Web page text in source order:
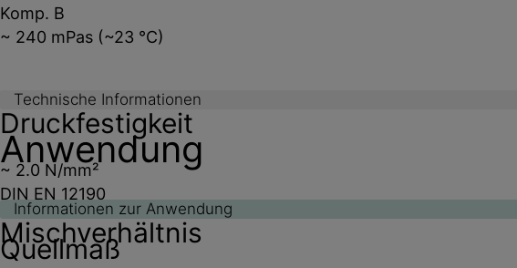
Komp. B
~ 240 mPas (~23 °C)
Technische Informationen
Druckfestigkeit
~ 2.0 N/mm²
DIN EN 12190
Quellmaß
Anwendung
Informationen zur Anwendung
Mischverhältnis